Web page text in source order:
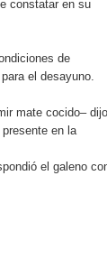
constatar en su
de
el desayuno.
mate cocido– dijo
en la
el galeno